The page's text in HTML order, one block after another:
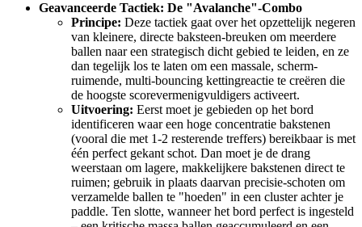
Geavanceerde Tactiek: De "Avalanche"-Combo
Principe: Deze tactiek gaat over het opzettelijk negeren
van kleinere, directe baksteen-breuken om meerdere
ballen naar een strategisch dicht gebied te leiden, en ze
dan tegelijk los te laten om een massale, scherm-
ruimende, multi-bouncing kettingreactie te creëren die
de hoogste scorevermenigvuldigers activeert.
Uitvoering: Eerst moet je gebieden op het bord
identificeren waar een hoge concentratie bakstenen
(vooral die met 1-2 resterende treffers) bereikbaar is met
één perfect gekant schot. Dan moet je de drang
weerstaan om lagere, makkelijkere bakstenen direct te
ruimen; gebruik in plaats daarvan precisie-schoten om
verzamelde ballen te "hoeden" in een cluster achter je
paddle. Ten slotte, wanneer het bord perfect is ingesteld